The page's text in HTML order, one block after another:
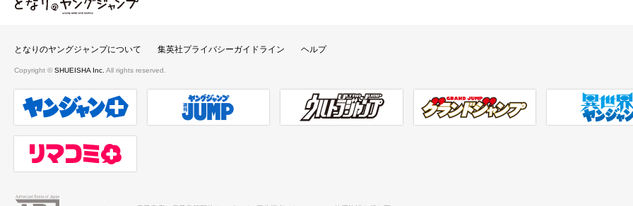
となりのヤングジャンプ
となりのヤングジャンプについて 集英社プライバシーガイドライン ヘルプ
Copyright © SHUEISHA Inc. All rights reserved.
ヤンジャンプラス 週刊ヤングジャンプ公式サイトウルトラジャンプ グランドジャンプ 異世界ヤンジャン
リマコミ＋